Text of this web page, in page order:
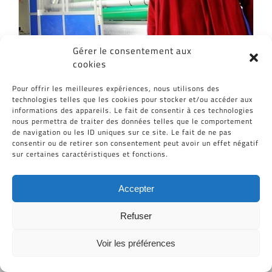
Gérer le consentement aux
cookies
Pour offrir les meilleures expériences, nous utilisons des
technologies telles que les cookies pour stocker et/ou accéder aux
informations des appareils. Le fait de consentir à ces technologies
nous permettra de traiter des données telles que le comportement
de navigation ou les ID uniques sur ce site. Le fait de ne pas
consentir ou de retirer son consentement peut avoir un effet négatif
sur certaines caractéristiques et fonctions.
Accepter
Refuser
Voir les préférences
CID plastiques won the trophy for innovation
CID plastiques won the trophy for
Read More
Création de site : Grafibox.fr